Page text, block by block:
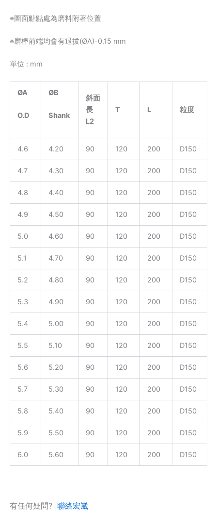
※圖面點點處為磨料附著位置
※磨棒前端均會有退拔(ØA)-0.15 mm
單位 : mm
ØA
O.D
ØB
Shank
斜面
長
L2
T L 粒度
4.6 4.20 90 120 200 D150
4.7 4.30 90 120 200 D150
4.8 4.40 90 120 200 D150
4.9 4.50 90 120 200 D150
5.0 4.60 90 120 200 D150
5.1 4.70 90 120 200 D150
5.2 4.80 90 120 200 D150
5.3 4.90 90 120 200 D150
5.4 5.00 90 120 200 D150
5.5 5.10 90 120 200 D150
5.6 5.20 90 120 200 D150
5.7 5.30 90 120 200 D150
5.8 5.40 90 120 200 D150
5.9 5.50 90 120 200 D150
6.0 5.60 90 120 200 D150
有任何疑問? 聯絡宏崴